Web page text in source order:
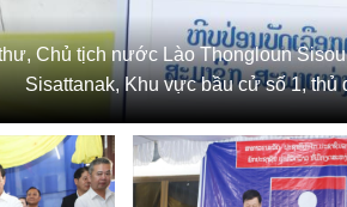
Chủ tịch nước Lào Thongloun
Sisattanak, Khu vực bầu cử số 1, thủ